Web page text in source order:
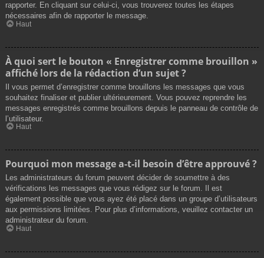
rapporter. En cliquant sur celui-ci, vous trouverez toutes les étapes
nécessaires afin de rapporter le message.
Haut
À quoi sert le bouton « Enregistrer comme brouillon »
affiché lors de la rédaction d’un sujet ?
Il vous permet d’enregistrer comme brouillons les messages que vous
souhaitez finaliser et publier ultérieurement. Vous pouvez reprendre les
messages enregistrés comme brouillons depuis le panneau de contrôle de
l’utilisateur.
Haut
Pourquoi mon message a-t-il besoin d’être approuvé ?
Les administrateurs du forum peuvent décider de soumettre à des
vérifications les messages que vous rédigez sur le forum. Il est
également possible que vous ayez été placé dans un groupe d’utilisateurs
aux permissions limitées. Pour plus d’informations, veuillez contacter un
administrateur du forum.
Haut